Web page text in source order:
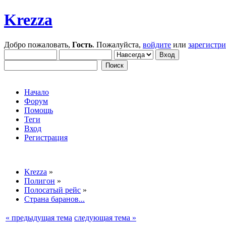
Krezza
Добро пожаловать, Гость. Пожалуйста, войдите или
Начало
Форум
Помощь
Теги
Вход
Регистрация
Krezza »
Полигон »
Полосатый рейс »
Страна баранов...
« предыдущая тема следующая тема »